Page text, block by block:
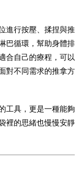
進行按壓、揉捏與推
巴循環，幫助身體排
合自己的療程，可以
對不同需求的推拿方
工具，更是一種能夠
裡的思緒也慢慢安靜